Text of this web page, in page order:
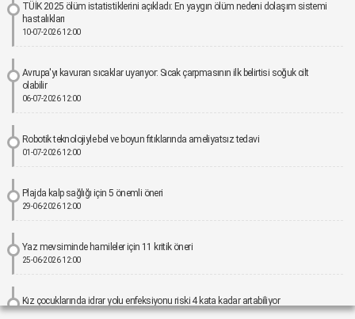
TÜİK 2025 ölüm istatistiklerini açıkladı: En yaygın ölüm nedeni dolaşım sistemi
hastalıkları
10-07-2026 12:00
Avrupa'yı kavuran sıcaklar uyarıyor: Sıcak çarpmasının ilk belirtisi soğuk cilt
olabilir
06-07-2026 12:00
Robotik teknolojiyle bel ve boyun fıtıklarında ameliyatsız tedavi
01-07-2026 12:00
Plajda kalp sağlığı için 5 önemli öneri
29-06-2026 12:00
Yaz mevsiminde hamileler için 11 kritik öneri
25-06-2026 12:00
Kız çocuklarında idrar yolu enfeksiyonu riski 4 kata kadar artabiliyor
24-06-2026 12:00